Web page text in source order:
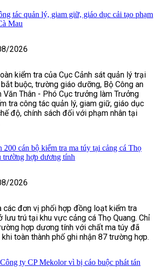
tác quản lý, giam giữ, giáo dục cải tạo phạm
Mau
2026
kiểm tra của Cục Cảnh sát quản lý trại
buộc, trường giáo dưỡng, Bộ Công an
Thân - Phó Cục trưởng làm Trưởng
tra công tác quản lý, giam giữ, giáo dục
độ, chính sách đối với phạm nhân tại
cán bộ kiểm tra ma túy tại cảng cá Thọ
trường hợp dương tính
2026
các đơn vị phối hợp đồng loạt kiểm tra
trú tại khu vực cảng cá Thọ Quang. Chỉ
hợp dương tính với chất ma túy đã
toàn thành phố ghi nhận 87 trường hợp.
ty CP Mekolor vì bị cáo buộc phát tán